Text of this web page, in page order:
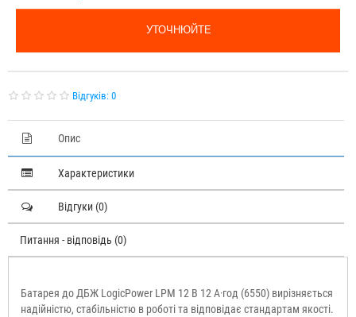
УТОЧНЮЙТЕ
Відгуків: 0
Опис
Характеристики
Відгуки (0)
Питання - відповідь (0)
Батарея до ДБЖ LogicPower LPM 12 В 12 А·год (6550) вирізняється
надійністю, стабільністю в роботі та відповідає стандартам якості.